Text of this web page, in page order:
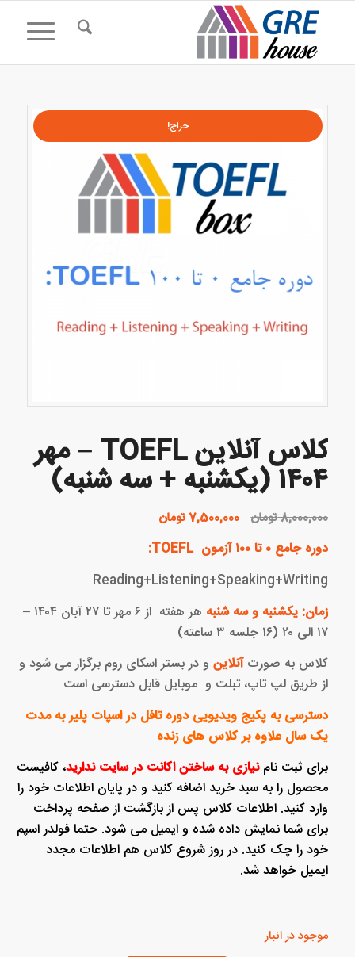
حراج!
کلاس آنلاین TOEFL – مهر
۱۴۰۴ (یکشنبه + سه شنبه)
8,000,000تومان قیمت
8,000,000 تومان
بود.
7,500,000تومانقیمت
7,500,000 تومان.
دوره جامع ۰ تا ۱۰۰ آزمون TOEFL:
Reading+Listening+Speaking+Writing
زمان: یکشنبه و سه شنبه
هر هفته از ۶ مهر تا ۲۷ آبان ۱۴۰۴ –
۱۷ الی ۲۰ (۱۶ جلسه ۳ ساعته)
کلاس به صورتآنلاینو در بستر اسکای روم برگزار می شود و
از طریق لپ تاپ، تبلت و موبایل قابل دسترسی است
دسترسی به پکیج ویدیویی دوره تافل در اسپات پلیر به مدت
یک سال علاوه بر کلاس های زنده
برای ثبت نامنیازی به ساختن اکانت در سایت ندارید، کافیست
محصول را به سبد خرید اضافه کنید و در پایان اطلاعات خود را
وارد کنید. اطلاعات کلاس پس از بازگشت از صفحه پرداخت
برای شما نمایش داده شده و ایمیل می شود. حتما فولدر اسپم
خود را چک کنید. در روز شروع کلاس هم اطلاعات مجدد
ایمیل خواهد شد.
موجود در انبار